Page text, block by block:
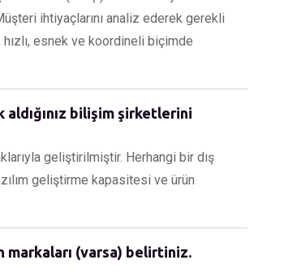
ihtiyaçlarını analiz ederek gerekli
esnek ve koordineli biçimde
bilişim şirketlerini
geliştirilmiştir. Herhangi bir dış
geliştirme kapasitesi ve ürün
markaları (varsa) belirtiniz.